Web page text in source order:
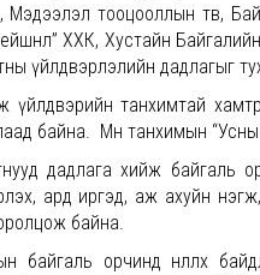
тооцооллын төв,
ХХК, Хустайн Байгалийн
үйлдвэрлэлийн дадлагыг
танхимтай
байна. Мөн танхимын
дадлага хийж байгаль
ард иргэд, аж ахуйн
байна.
байгаль орчинд нөлөөлөх